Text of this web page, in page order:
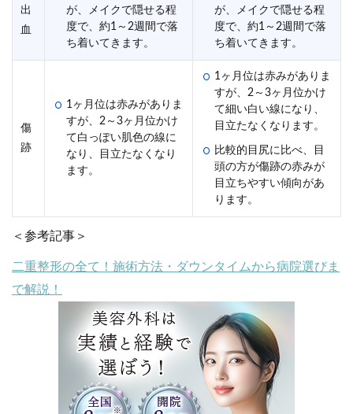
出
血
が、メイクで隠せる程
度で、約1～2週間で落
ち着いてきます。
が、メイクで隠せる程
度で、約1～2週間で落
ち着いてきます。
傷
跡
1ヶ月位は赤みがありま
すが、2～3ヶ月位かけ
て白っぽい肌色の線に
なり、目立たなくなり
ます。
1ヶ月位は赤みがありま
すが、2～3ヶ月位かけ
て細い白い線になり、
目立たなくなります。
比較的目尻に比べ、目
頭の方が傷跡の赤みが
目立ちやすい傾向があ
ります。
＜参考記事＞
二重整形の全て！施術方法・ダウンタイムから病院選びま
で解説！